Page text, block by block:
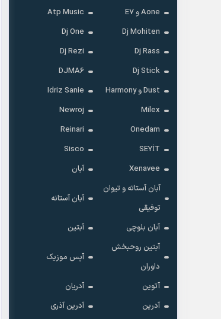
Aone و E7
Atp Music
Dj Mohiten
Dj One
Dj Rass
Dj Rezi
Dj Stick
DJMA6
Dust و Harmony
Idriz Sanie
Milex
Newroj
Onedam
Reinari
SEYİT
Sisco
Xenavee
آبان
آبان آستاته و تیوان
توفیقی
آبان آستانه
آبان بلوچی
آبتین
آبتین روحبخش
داوران
آپس موزیک
آتوین
آدریان
آدرین
آدرین آذری